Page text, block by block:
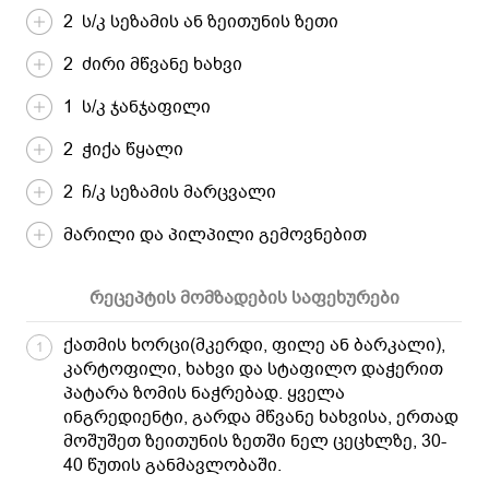
2 ს/კ სეზამის ან ზეითუნის ზეთი
2 ძირი მწვანე ხახვი
1 ს/კ ჯანჯაფილი
2 ჭიქა წყალი
2 ჩ/კ სეზამის მარცვალი
მარილი და პილპილი გემოვნებით
რეცეპტის მომზადების საფეხურები
1
ქათმის ხორცი(მკერდი, ფილე ან ბარკალი),
კარტოფილი, ხახვი და სტაფილო დაჭერით
პატარა ზომის ნაჭრებად. ყველა
ინგრედიენტი, გარდა მწვანე ხახვისა, ერთად
მოშუშეთ ზეითუნის ზეთში ნელ ცეცხლზე, 30-
40 წუთის განმავლობაში.